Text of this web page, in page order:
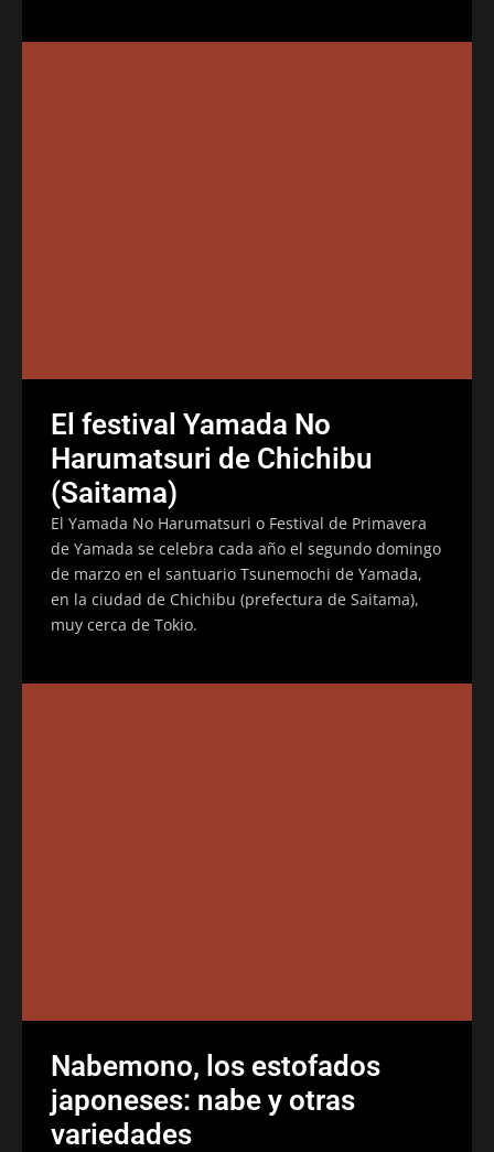
El festival Yamada No
Harumatsuri de Chichibu
(Saitama)
El Yamada No Harumatsuri o Festival de Primavera
de Yamada se celebra cada año el segundo domingo
de marzo en el santuario Tsunemochi de Yamada,
en la ciudad de Chichibu (prefectura de Saitama),
muy cerca de Tokio.
Nabemono, los estofados
japoneses: nabe y otras
variedades